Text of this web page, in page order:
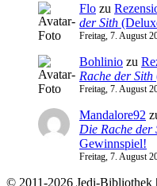
Flo zu
der Sith
Freitag, 7. August
Bohlinio zu
Rache der Sith
Freitag, 7. August
Mandalore92
Die Rache der
Gewinnspiel!
Freitag, 7. August
© 2011-2026 Jedi-Bibliothek |